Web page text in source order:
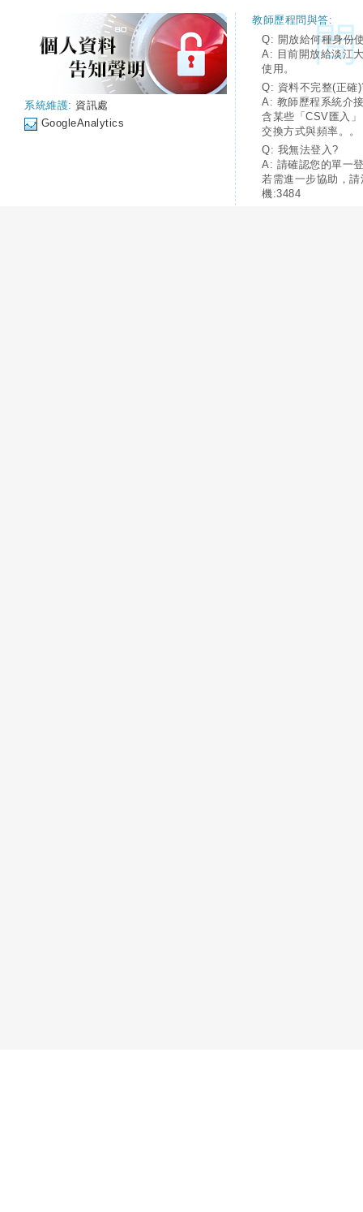
系統維護: 資訊處
GoogleAnalytics
教師歷程問與答:
Q: 開放給何種身份
A: 目前開放給淡江
使用。
Q: 資料不完整(正確
A: 教師歷程系統介
含某些「CSV匯入
交換方式與頻率。。
Q: 我無法登入?
A: 請確認您的單一
若需進一步協助，
機:3484